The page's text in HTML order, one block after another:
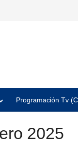
Programación Tv
2025